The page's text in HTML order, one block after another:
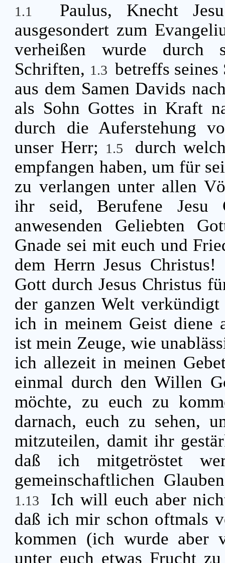
1.1
Paulus, Knecht
ausgesondert zum
verheißen wurde durch
Schriften, 1.3 betreffs seines
aus dem Samen Davids
als Sohn Gottes in Kraft
durch die Auferstehung
unser Herr;
1.5
durch
empfangen haben, um für
zu verlangen unter allen
ihr seid, Berufene
anwesenden Geliebten
Gnade sei mit euch und
dem Herrn Jesus Christus!
Gott durch Jesus Christus
der ganzen Welt
ich in meinem Geist diene
ist mein Zeuge, wie
ich allezeit in meinen
einmal durch den Willen
möchte, zu euch zu
darnach, euch zu sehen,
mitzuteilen, damit ihr
daß ich mitgetröstet
gemeinschaftlichen
1.13
Ich will euch aber
daß ich mir schon oftmals
kommen (ich wurde aber
unter euch etwas Frucht